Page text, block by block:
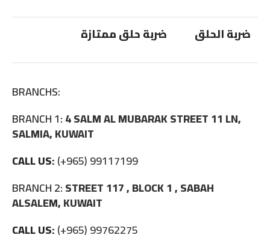
ضربة الحلق ضربة حلق ممتازة
BRANCHS:
BRANCH 1:4 SALM AL MUBARAK STREET 11 LN,
SALMIA, KUWAIT
CALL US:(+965) 99117199
BRANCH 2:STREET 117 , BLOCK 1 , SABAH
ALSALEM, KUWAIT
CALL US:(+965) 99762275